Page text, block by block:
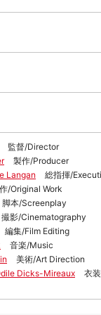
監督/Director
製作/Producer
Langan
総指揮/
/Original Work
脚本/Screenplay
撮影/Cinematography
編集/Film Editing
音楽/Music
美術/Art Direction
Dicks-Mireaux
衣